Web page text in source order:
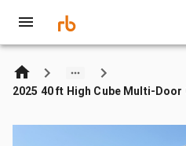
2025 40 ft High Cube Multi-